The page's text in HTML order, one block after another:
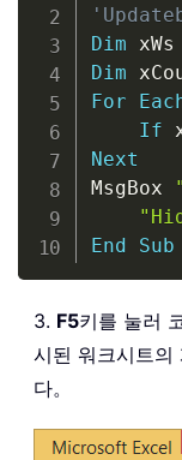
Dim xWs
Dim
For
If
Next
MsgBox
End
Sub
3. F5키를 눌러
시된 워크시트의
다。